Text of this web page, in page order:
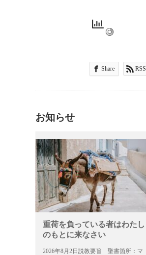
Share RSS
お知らせ
重荷を負っている者はわたし
のもとに来なさい
2026年8月2日説教要旨 聖書箇所：マ